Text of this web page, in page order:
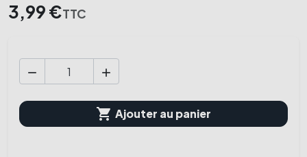
3,99 €TTC
 
 Ajouter au panier